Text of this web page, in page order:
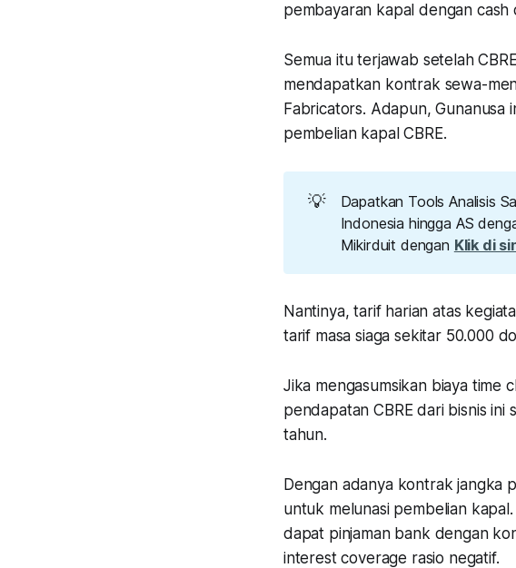
pembayaran kapal dengan cash
Semua itu terjawab setelah
mendapatkan kontrak sewa-
Fabricators. Adapun, Gunanusa
pembelian kapal CBRE.
💡
Dapatkan Tools Analisis
Indonesia hingga AS
Mikirduit dengan Klik di
Nantinya, tarif harian atas
tarif masa siaga sekitar 50.000
Jika mengasumsikan biaya time
pendapatan CBRE dari bisnis
tahun.
Dengan adanya kontrak jangka
untuk melunasi pembelian
dapat pinjaman bank dengan
interest coverage rasio negatif.